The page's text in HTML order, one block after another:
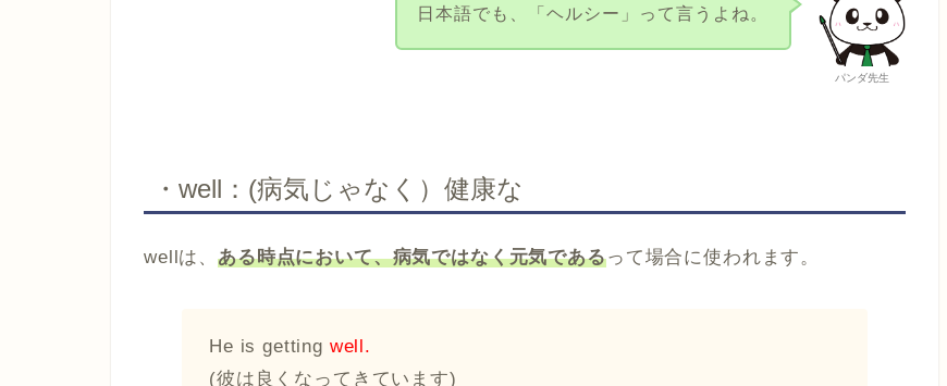
パンダ先生
日本語でも、「ヘルシー」って言うよね。
・well：(病気じゃなく）健康な
wellは、ある時点において、病気ではなく元気であるって場合に使われます。
He is getting well.
(彼は良くなってきています)